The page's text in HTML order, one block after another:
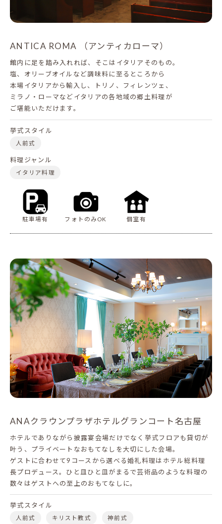
ANTICA ROMA （アンティカローマ）
館内に足を踏み入れれば、そこはイタリアそのもの。
塩、オリーブオイルなど調味料に至るところから
本場イタリアから輸入し、トリノ、フィレンツェ、
ミラノ・ローマなどイタリアの各地域の郷土料理が
ご堪能いただけます。
挙式スタイル
人前式
料理ジャンル
イタリア料理
駐車場有 フォトのみOK 個室有
ANAクラウンプラザホテルグランコート名古屋
ホテルでありながら披露宴会場だけでなく挙式フロアも貸切が
叶う、プライベートなおもてなしを大切にした会場。
ゲストに合わせて9コースから選べる婚礼料理はホテル総料理
長プロデュース。ひと皿ひと皿がまるで芸術品のような料理の
数々はゲストへの至上のおもてなしに。
挙式スタイル
人前式 キリスト教式 神前式